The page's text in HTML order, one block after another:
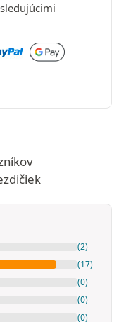
(2)
(17)
(0)
(0)
(0)